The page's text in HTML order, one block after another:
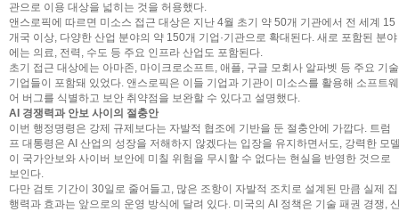
관으로 이용 대상을 넓히는 것을 허용했다.
앤스로픽에 따르면 미소스 접근 대상은 지난 4월 초기 약 50개 기관에서 전 세계 15
개국 이상, 다양한 산업 분야의 약 150개 기업·기관으로 확대된다. 새로 포함된 분야
에는 의료, 전력, 수도 등 주요 인프라 산업도 포함된다.
초기 접근 대상에는 아마존, 마이크로소프트, 애플, 구글 모회사 알파벳 등 주요 기술
기업들이 포함돼 있었다. 앤스로픽은 이들 기업과 기관이 미소스를 활용해 소프트웨
어 버그를 식별하고 보안 취약점을 보완할 수 있다고 설명했다.
AI 경쟁력과 안보 사이의 절충안
이번 행정명령은 강제 규제보다는 자발적 협조에 기반을 둔 절충안에 가깝다. 트럼
프 대통령은 AI 산업의 성장을 저해하지 않겠다는 입장을 유지하면서도, 강력한 모
이 국가안보와 사이버 보안에 미칠 위험을 무시할 수 없다는 현실을 반영한 것으로
보인다.
다만 검토 기간이 30일로 줄어들고, 많은 조항이 자발적 조치로 설계된 만큼 실제 집
행력과 효과는 앞으로의 운영 방식에 달려 있다. 미국의 AI 정책은 기술 패권 경쟁,